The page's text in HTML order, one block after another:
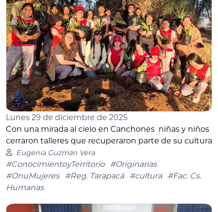
Lunes 29 de diciembre de 2025
Con una mirada al cielo en Canchones niñas y niños
cerraron talleres que recuperaron parte de su cultura
Eugenia Guzmán Vera
#ConocimientoyTerritorio
#Originarias
#OnuMujeres
#Reg. Tarapacá #cultura
#Fac. Cs.
Humanas